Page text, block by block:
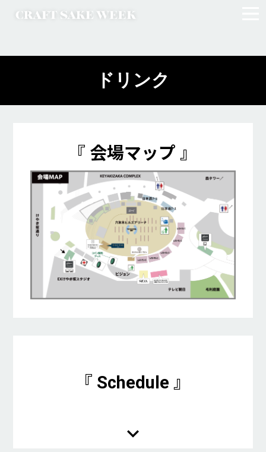
ドリンク
『 会場マップ 』
『 Schedule 』